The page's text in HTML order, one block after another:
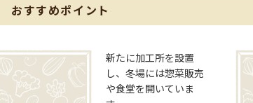
おすすめポイント
新たに加工所を設置
し、冬場には惣菜販売
や食堂を開いていま